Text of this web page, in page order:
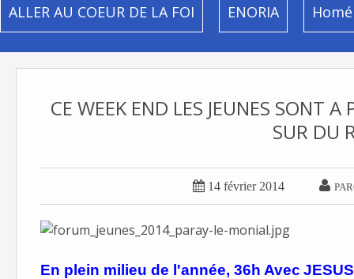
ALLER AU COEUR DE LA FOI ENORIA
CE WEEK END LES JEUNES SONT
SUR DU
 14 février 2014 
En plein milieu de l'année, 36h Avec